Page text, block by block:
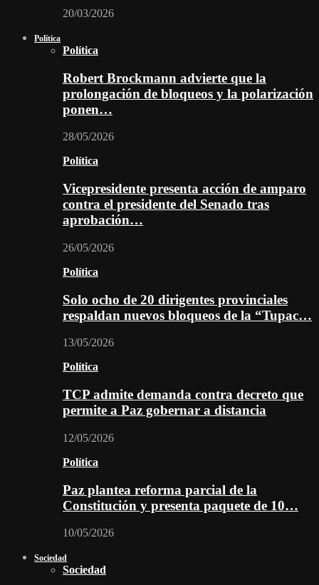
20/03/2026
Política
Política
Robert Brockmann advierte que la
prolongación de bloqueos y la polarización
ponen…
28/05/2026
Política
Vicepresidente presenta acción de amparo
contra el presidente del Senado tras
aprobación…
26/05/2026
Política
Solo ocho de 20 dirigentes provinciales
respaldan nuevos bloqueos de la “Tupac…
13/05/2026
Política
TCP admite demanda contra decreto que
permite a Paz gobernar a distancia
12/05/2026
Política
Paz plantea reforma parcial de la
Constitución y presenta paquete de 10…
10/05/2026
Sociedad
Sociedad